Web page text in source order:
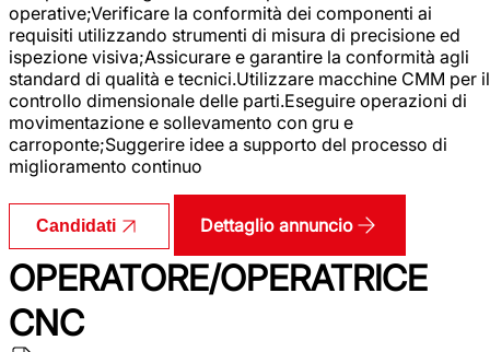
operative;Verificare la conformità dei componenti ai
requisiti utilizzando strumenti di misura di precisione ed
ispezione visiva;Assicurare e garantire la conformità agli
standard di qualità e tecnici.Utilizzare macchine CMM per il
controllo dimensionale delle parti.Eseguire operazioni di
movimentazione e sollevamento con gru e
carroponte;Suggerire idee a supporto del processo di
miglioramento continuo
Candidati Dettaglio annuncio
OPERATORE/OPERATRICE
CNC